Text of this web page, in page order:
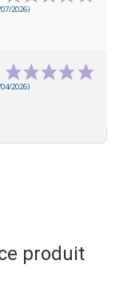
2026)
2026)
produit